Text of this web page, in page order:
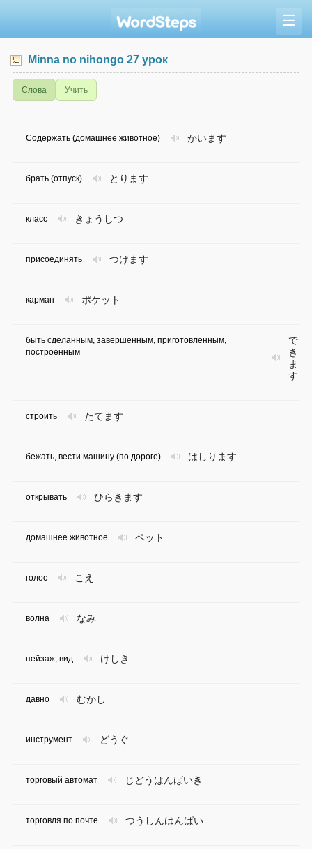
☰
Minna no nihongo 27 урок
Слова Учить
かいます
Содержать (домашнее животное)
とります
брать (отпуск)
きょうしつ
класс
つけます
присоединять
ポケット
карман
で
き
ま
す
быть сделанным, завершенным, приготовленным,
построенным
たてます
строить
はしります
бежать, вести машину (по дороге)
ひらきます
открывать
ペット
домашнее животное
こえ
голос
なみ
волна
けしき
пейзаж, вид
むかし
давно
どうぐ
инструмент
じどうはんばいき
торговый автомат
つうしんはんばい
торговля по почте